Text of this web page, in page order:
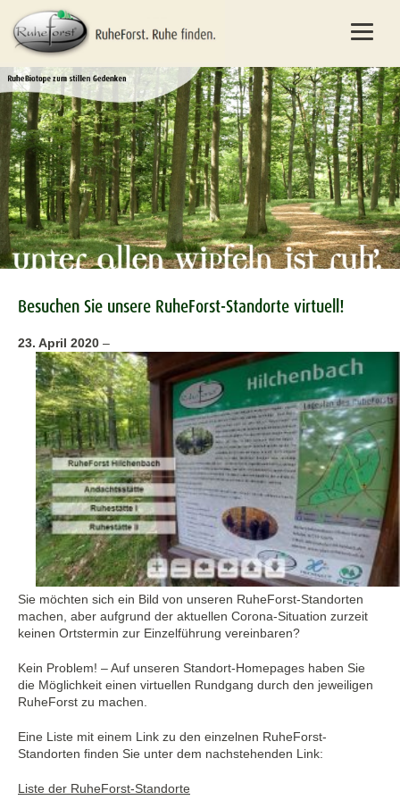
Besuchen Sie unsere RuheForst-Standorte virtuell!
23. April 2020 –
Sie möchten sich ein Bild von unseren RuheForst-Standorten
machen, aber aufgrund der aktuellen Corona-Situation zurzeit
keinen Ortstermin zur Einzelführung vereinbaren?
Kein Problem! – Auf unseren Standort-Homepages haben Sie
die Möglichkeit einen virtuellen Rundgang durch den jeweiligen
RuheForst zu machen.
Eine Liste mit einem Link zu den einzelnen RuheForst-
Standorten finden Sie unter dem nachstehenden Link:
Liste der RuheForst-Standorte